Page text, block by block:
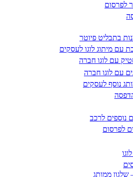
לפרסום
בתבליט פיוטר
עם מיתוג לוגו לעסקים
עם לוגו חברה
עם לוגו חברה
נוסף לעסקים
נוספים לרכב
לפרסום
ממותג